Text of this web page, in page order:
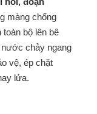
màng chống
bộ lên bê
chảy ngang
vệ, ép chặt
lửa.